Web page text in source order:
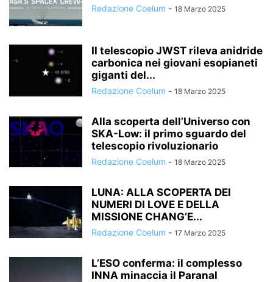
Redazione Coelum - 18 Marzo 2025
Il telescopio JWST rileva anidride
carbonica nei giovani esopianeti
giganti del...
Redazione Coelum - 18 Marzo 2025
Alla scoperta dell’Universo con
SKA-Low: il primo sguardo del
telescopio rivoluzionario
Redazione Coelum - 18 Marzo 2025
LUNA: ALLA SCOPERTA DEI
NUMERI DI LOVE E DELLA
MISSIONE CHANG’E...
Redazione Coelum - 17 Marzo 2025
L’ESO conferma: il complesso
INNA minaccia il Paranal